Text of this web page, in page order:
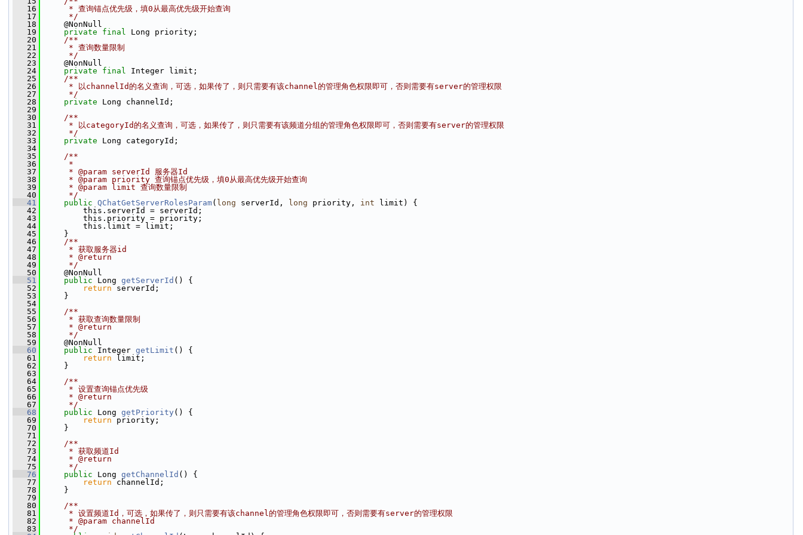
   16
     * 查询锚点优先级，填0从最高优先级开始查询
   17
     */
   18
@NonNull
   19
private final Long priority;
   20
    /**
   21
     * 查询数量限制
   22
     */
   23
@NonNull
   24
private final Integer limit;
   25
    /**
   26
     * 以channelId的名义查询，可选，如果传了，则只需要有该channel的管理角色权限即可，否则需要有server的管理权限
   27
     */
   28
private Long channelId;
   29
   30
    /**
   31
     * 以categoryId的名义查询，可选，如果传了，则只需要有该频道分组的管理角色权限即可，否则需要有server的管理权限
   32
     */
   33
private Long categoryId;
   34
   35
    /**
   36
     *
   37
     * @param serverId 服务器Id
   38
     * @param priority 查询锚点优先级，填0从最高优先级开始查询
   39
     * @param limit 查询数量限制
   40
     */
   41
public QChatGetServerRolesParam( long serverId, long priority, int limit) {
   42
this.serverId = serverId;
   43
this.priority = priority;
   44
this.limit = limit;
   45
}
   46
    /**
   47
     * 获取服务器id
   48
     * @return
   49
     */
   50
@NonNull
   51
public Long getServerId () {
   52
return serverId;
   53
}
   54
   55
    /**
   56
     * 获取查询数量限制
   57
     * @return
   58
     */
   59
@NonNull
   60
public Integer getLimit () {
   61
return limit;
   62
}
   63
   64
    /**
   65
     * 设置查询锚点优先级
   66
     * @return
   67
     */
   68
public Long getPriority () {
   69
return priority;
   70
}
   71
   72
    /**
   73
     * 获取频道Id
   74
     * @return
   75
     */
   76
public Long getChannelId () {
   77
return channelId;
   78
}
   79
   80
    /**
   81
     * 设置频道Id，可选，如果传了，则只需要有该channel的管理角色权限即可，否则需要有server的管理权限
   82
     * @param channelId
   83
     */